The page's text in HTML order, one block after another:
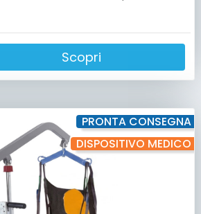
Scopri
PRONTA CONSEGNA
DISPOSITIVO MEDICO